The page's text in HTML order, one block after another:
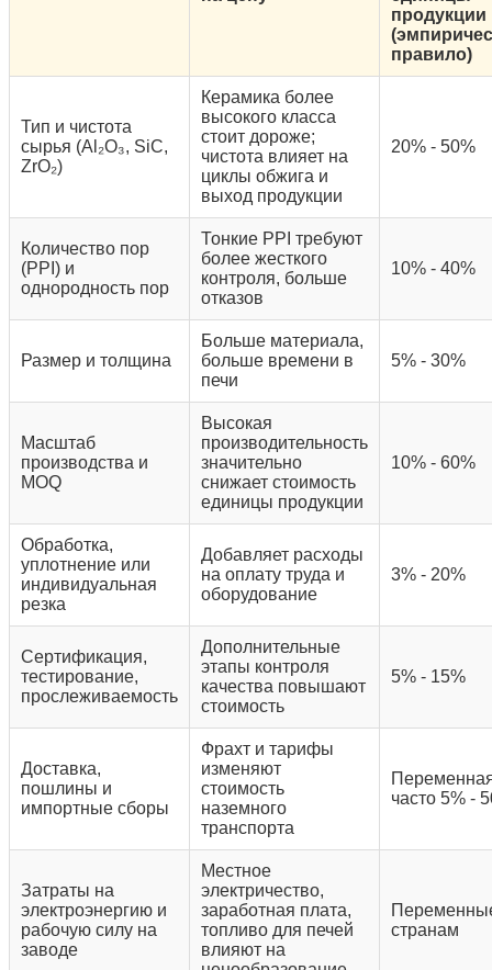
продукции
правило)
Тип и чистота
сырья (Al₂O₃, SiC,
ZrO₂)
Керамика более
высокого класса
стоит дороже;
чистота влияет на
циклы обжига и
выход продукции
20% - 50%
Количество пор
(PPI) и
однородность пор
Тонкие PPI требуют
более жесткого
контроля, больше
отказов
10% - 40%
Размер и толщина
Больше материала,
больше времени в
печи
5% - 30%
Масштаб
производства и
MOQ
Высокая
производительность
значительно
снижает стоимость
единицы продукции
10% - 60%
Обработка,
уплотнение или
индивидуальная
резка
Добавляет расходы
на оплату труда и
оборудование
3% - 20%
Сертификация,
тестирование,
прослеживаемость
Дополнительные
этапы контроля
качества повышают
стоимость
5% - 15%
Доставка,
пошлины и
импортные сборы
Фрахт и тарифы
изменяют
стоимость
наземного
транспорта
часто 5% -
Затраты на
электроэнергию и
рабочую силу на
заводе
Местное
электричество,
заработная плата,
топливо для печей
влияют на
странам